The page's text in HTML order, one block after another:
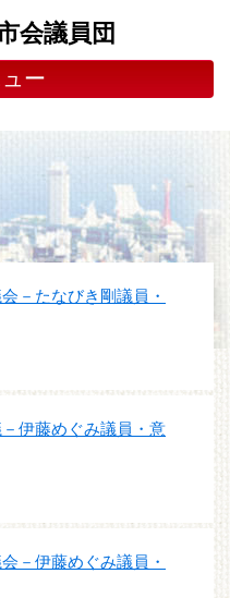
会議員団
ー
－たなびき剛議員・
伊藤めぐみ議員・意
－伊藤めぐみ議員・